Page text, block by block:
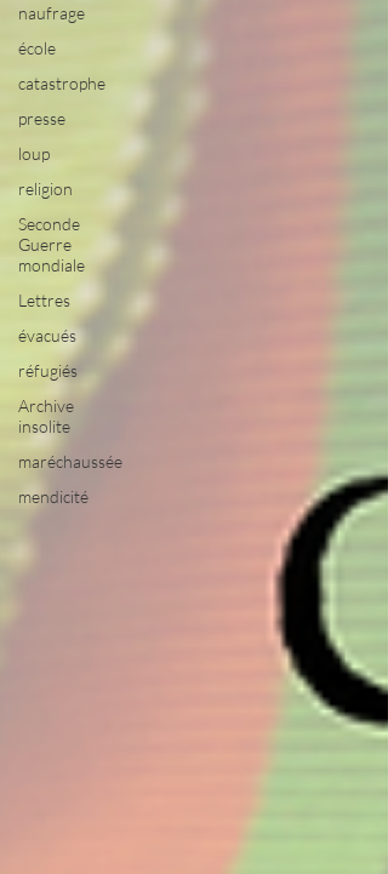
naufrage
école
catastrophe
presse
loup
religion
Seconde
Guerre
mondiale
Lettres
évacués
réfugiés
Archive
insolite
maréchaussée
mendicité